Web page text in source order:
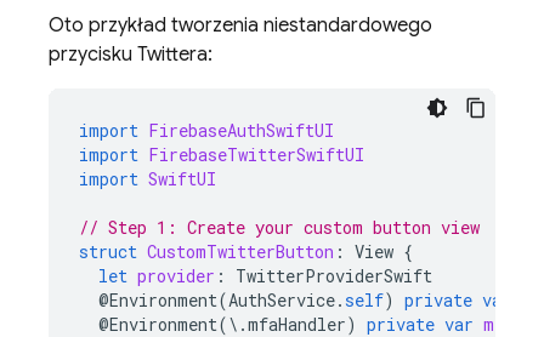
Oto przykład tworzenia niestandardowego
przycisku Twittera:
import FirebaseAuthSwiftUI
import FirebaseTwitterSwiftUI
import SwiftUI
// Step 1: Create your custom button view
struct CustomTwitterButton : View {
let provider :
TwitterProviderSwift
@Environment(AuthService.self) private var
@Environment(\ .mfaHandler) private var